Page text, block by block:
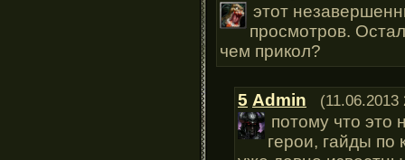
этот
просмотров.
чем прикол?
5 Admin (11.06.2013
потому что это
герои, гайды